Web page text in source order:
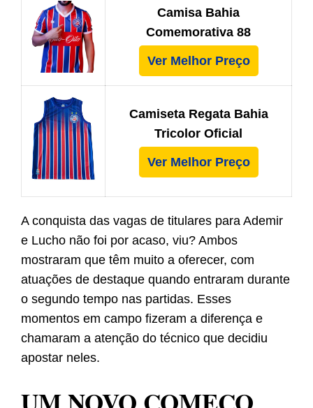
Camisa Bahia
Comemorativa 88
Ver Melhor Preço
Camiseta Regata Bahia
Tricolor Oficial
Ver Melhor Preço
A conquista das vagas de titulares para Ademir
e Lucho não foi por acaso, viu? Ambos
mostraram que têm muito a oferecer, com
atuações de destaque quando entraram durante
o segundo tempo nas partidas. Esses
momentos em campo fizeram a diferença e
chamaram a atenção do técnico que decidiu
apostar neles.